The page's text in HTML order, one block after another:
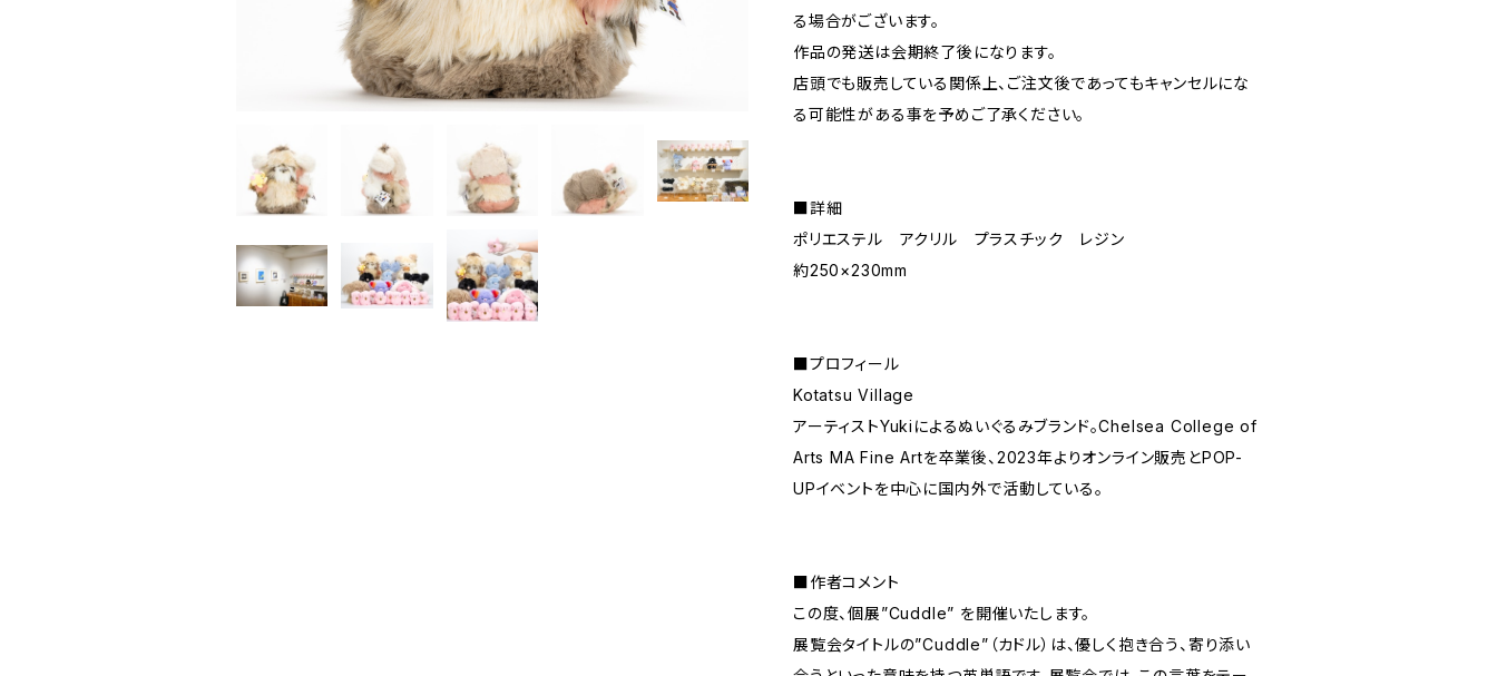
る場合がございます。
作品の発送は会期終了後になります。
店頭でも販売している関係上、ご注文後であってもキャンセルにな
る可能性がある事を予めご了承ください。
■詳細
ポリエステル アクリル プラスチック レジン
約250×230mm
■プロフィール
Kotatsu Village
アーティストYukiによるぬいぐるみブランド。Chelsea College of
Arts MA Fine Artを卒業後、2023年よりオンライン販売とPOP-
UPイベントを中心に国内外で活動している。
■作者コメント
この度、個展”Cuddle” を開催いたします。
展覧会タイトルの”Cuddle”（カドル）は、優しく抱き合う、寄り添い